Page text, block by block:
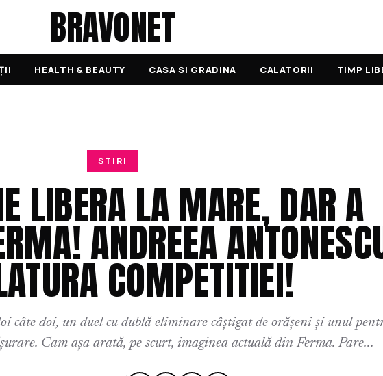
BRAVONET
HEALTH & BEAUTY CASA SI GRADINA CALATORII TIMP
STIRI
LIBERA LA MARE, DAR A
ANDREEA
COMPETITIEI!
câte doi, un duel cu dublă eliminare câștigat de orășeni și unul
Cam așa arată, pe scurt, imaginea actuală din Ferma. Pare...